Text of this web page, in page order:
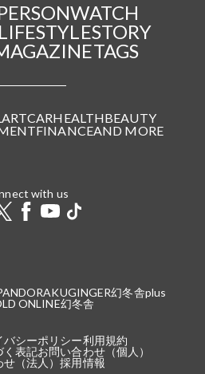
WATCH
LIFESTYLESTORY
TAGS
ARTCARHEALTHBEAUTY
FINANCEAND MORE
with us
GINGER幻冬舎plus
ONLINE幻冬舎
バシーポリシー利用規約
く表記お問い合わせ（個人）
せ（法人）採用情報